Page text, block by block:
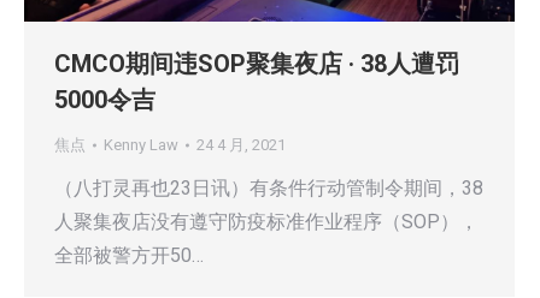
CMCO期间违SOP聚集夜店 · 38人遭罚
5000令吉
焦点 Kenny Law 24 4 月, 2021
（八打灵再也23日讯）有条件行动管制令期间，38
人聚集夜店没有遵守防疫标准作业程序（SOP），
全部被警方开50…